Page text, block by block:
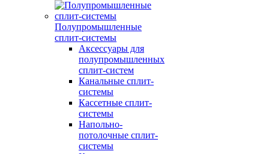
Полупромышленные
сплит-системы
Аксессуары для
полупромышленных
сплит-систем
Канальные сплит-
системы
Кассетные сплит-
системы
Напольно-
потолочные сплит-
системы